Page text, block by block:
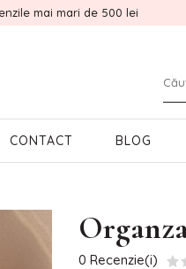
mai mari de 500 lei
CONTACT BLOG
0 Recenzie(i)